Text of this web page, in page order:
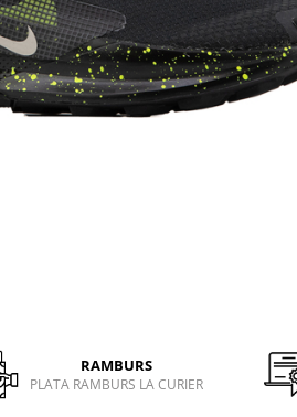
RAMBURS
PLATA RAMBURS LA CURIER